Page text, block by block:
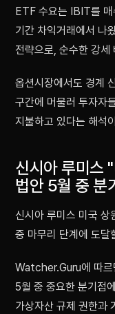
ETF 수요는 IBIT를
기간 차익거래에서 나
전략으로, 순수한 강세
옵션시장에서도 경계
구간에 머물러 투자자
지불하고 있다는 해석
신시아 루미스
법안 5월 중 분
신시아 루미스 미국 상
중 마무리 단계에 도달
Watcher.Guru에 따르
5월 중 중요한 분기점
가상자산 규제 권한과